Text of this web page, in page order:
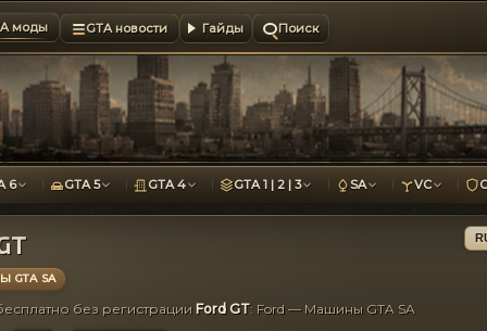
моды GTA новости Гайды Поиск
6 GTA 5 GTA 4 GTA 1 | 2 | 3 SA VC
SA
без регистрации Ford GT: Ford — Машины GTA SA